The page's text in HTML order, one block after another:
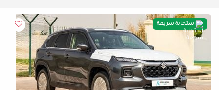
استجابة سريعة